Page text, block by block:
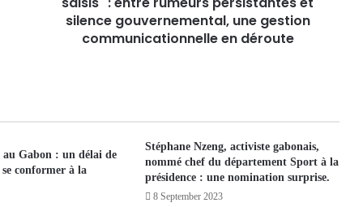
silence gouvernemental, une gestion
communicationnelle en déroute
au Gabon : un délai de
conformer à la
Stéphane Nzeng, activiste gabonais,
nommé chef du département Sport à la
présidence : une nomination surprise.
8 September 2023